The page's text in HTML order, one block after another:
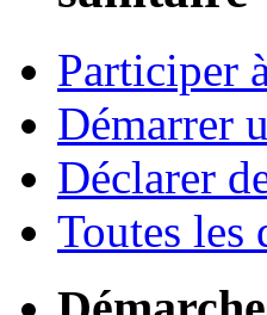
Participer
Démarrer
Déclarer
Toutes les